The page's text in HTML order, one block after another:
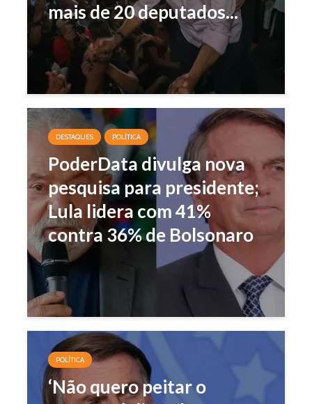
mais de 20 deputados...
DESTAQUES POLÍTICA
PoderData divulga nova
pesquisa para presidente;
Lula lidera com 41%
contra 36% de Bolsonaro
POLÍTICA
‘Não quero peitar o